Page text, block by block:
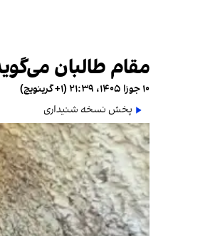
مقام طالبان
۱۰ جوزا ۱۴۰۵، ۲۱:۳۹ (‎+۱ گرینویچ)
پخش نسخه شنیداری